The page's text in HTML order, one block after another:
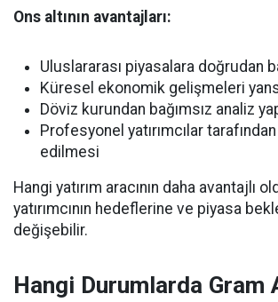
Ons altının avantajları:
Uluslararası piyasalara doğrudan
Küresel ekonomik gelişmeleri
Döviz kurundan bağımsız analiz
Profesyonel yatırımcılar
edilmesi
Hangi yatırım aracının daha avantajlı
yatırımcının hedeflerine ve piyasa
değişebilir.
Hangi Durumlarda Gram